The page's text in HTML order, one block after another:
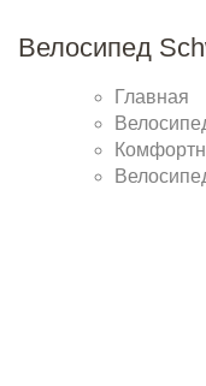
Велосипед
Главная